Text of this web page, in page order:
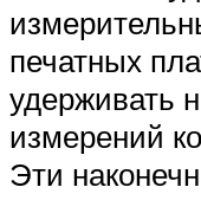
печатных
удерживать
измерений
Эти